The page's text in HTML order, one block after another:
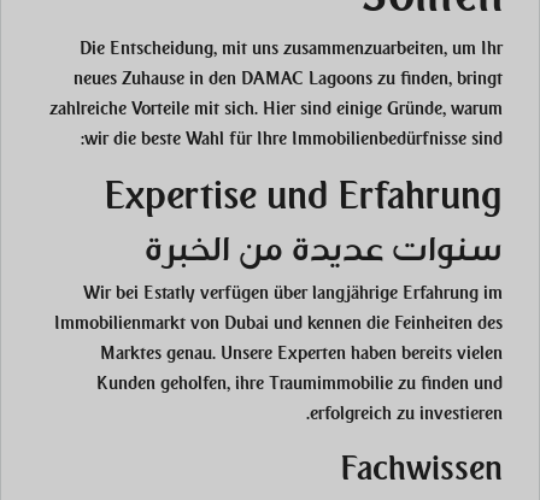
Die Entscheidung, mit uns zusammenzuarbeiten, um Ihr
neues Zuhause in den DAMAC Lagoons zu finden, bringt
zahlreiche Vorteile mit sich. Hier sind einige Gründe, warum
wir die beste Wahl für Ihre Immobilienbedürfnisse sind:
Expertise und Erfahrung
سنوات عديدة من الخبرة
Wir bei Estatly verfügen über langjährige Erfahrung im
Immobilienmarkt von Dubai und kennen die Feinheiten des
Marktes genau. Unsere Experten haben bereits vielen
Kunden geholfen, ihre Traumimmobilie zu finden und
erfolgreich zu investieren.
Fachwissen